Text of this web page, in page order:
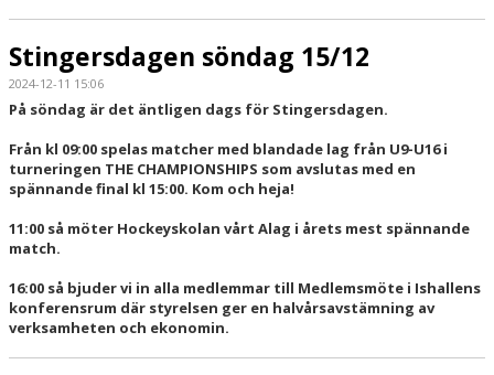
Stingersdagen söndag 15/12
2024-12-11 15:06
På söndag är det äntligen dags för Stingersdagen.
Från kl 09:00 spelas matcher med blandade lag från U9-U16 i
turneringen THE CHAMPIONSHIPS som avslutas med en
spännande final kl 15:00. Kom och heja!
11:00 så möter Hockeyskolan vårt Alag i årets mest spännande
match.
16:00 så bjuder vi in alla medlemmar till Medlemsmöte i Ishallens
konferensrum där styrelsen ger en halvårsavstämning av
verksamheten och ekonomin.